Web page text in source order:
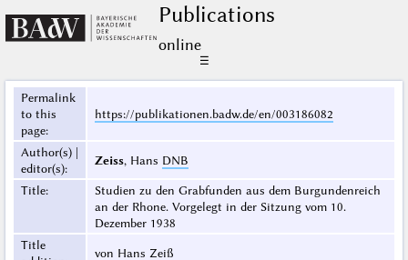
Publications
online
☰
Permalink
to this
page:
https://publikationen.badw.de/en/003186082
Author(s) |
editor(s):
Zeiss, Hans DNB
Title:
Studien zu den Grabfunden aus dem Burgundenreich
an der Rhone. Vorgelegt in der Sitzung vom 10.
Dezember 1938
Title
von Hans Zeiß